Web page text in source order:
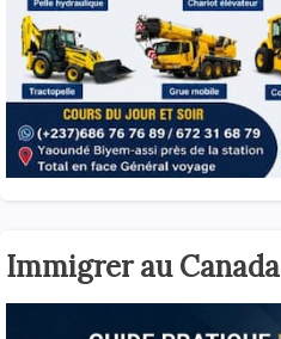
Immigrer au Canada